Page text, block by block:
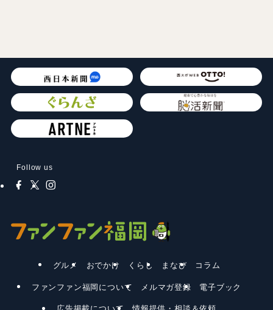
Follow us
グルメ おでかけ くらし まなび コラム
ファンファン福岡について メルマガ登録 電子ブック